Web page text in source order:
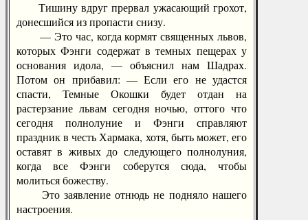
Тишину вдруг прервал ужасающий грохот,
донесшийся из пропасти снизу.
— Это час, когда кормят священных львов,
которых Фэнги содержат в темных пещерах у
основания идола, — объяснил нам Шадрах.
Потом он прибавил: — Если его не удастся
спасти, Темные Окошки будет отдан на
растерзание львам сегодня ночью, оттого что
сегодня полнолуние и Фэнги справляют
праздник в честь Хармака, хотя, быть может, его
оставят в живых до следующего полнолуния,
когда все Фэнги соберутся сюда, чтобы
молиться божеству.
Это заявление отнюдь не подняло нашего
настроения.